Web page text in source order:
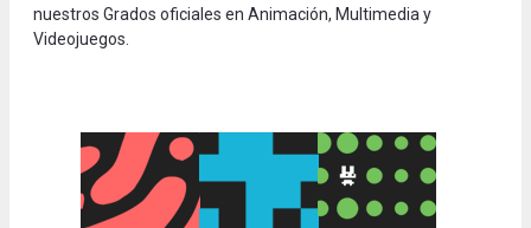
nuestros Grados oficiales en Animación, Multimedia y
Videojuegos.